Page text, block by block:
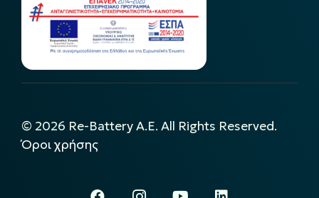
© 2026 Re-Battery A.E. All Rights Reserved.
Όροι χρήσης